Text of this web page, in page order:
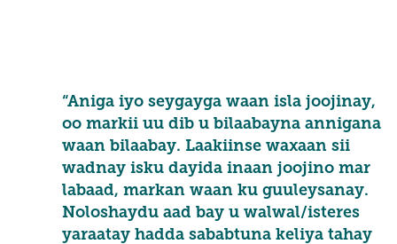
“Aniga iyo seygayga waan isla joojinay,
oo markii uu dib u bilaabayna annigana
waan bilaabay. Laakiinse waxaan sii
wadnay isku dayida inaan joojino mar
labaad, markan waan ku guuleysanay.
Noloshaydu aad bay u walwal/isteres
yaraatay hadda sababtuna keliya tahay